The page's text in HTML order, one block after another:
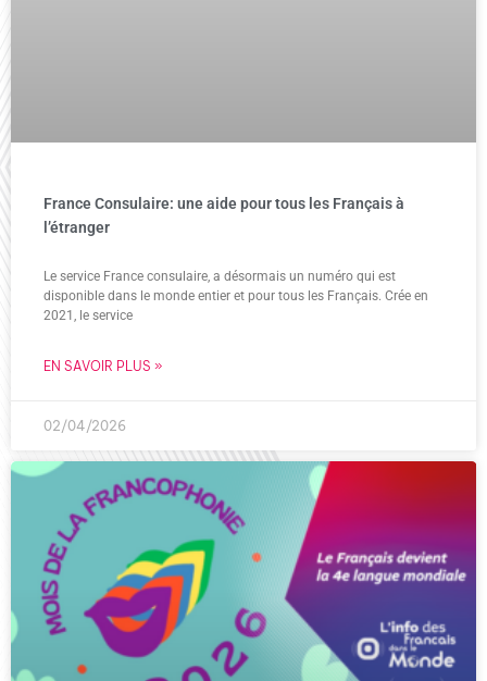
France Consulaire: une aide pour tous les Français à
l’étranger
Le service France consulaire, a désormais un numéro qui est
disponible dans le monde entier et pour tous les Français. Crée en
2021, le service
EN SAVOIR PLUS »
02/04/2026